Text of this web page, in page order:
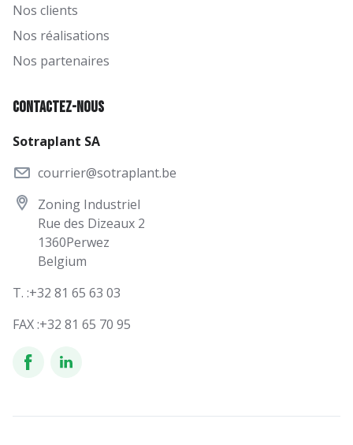
Nos clients
Nos réalisations
Nos partenaires
Contactez-nous
Sotraplant SA
courrier@sotraplant.be
Zoning Industriel
Rue des Dizeaux 2
1360Perwez
Belgium
T. :+32 81 65 63 03
FAX :+32 81 65 70 95